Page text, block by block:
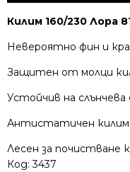
Килим 160/230 Лора
Невероятно фин и
Защитен от молци
Устойчив на
Антистатичен килим
Лесен за почистване
Код:3437